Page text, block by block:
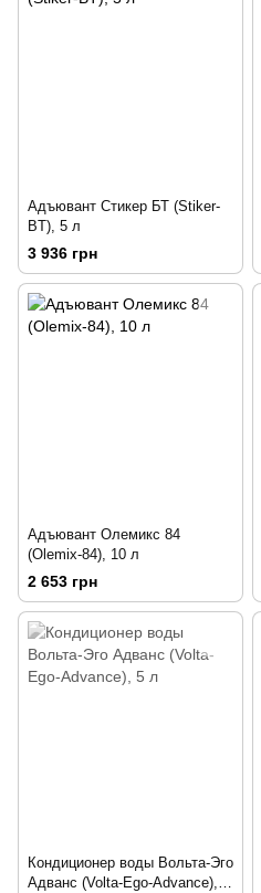
Адъювант Стикер БТ (Stiker-
BT), 5 л
3 936 грн
Адъювант Олемикс 84
(Olemix-84), 10 л
2 653 грн
Кондиционер воды Вольта-Эго
Адванс (Volta-Ego-Advance), 5